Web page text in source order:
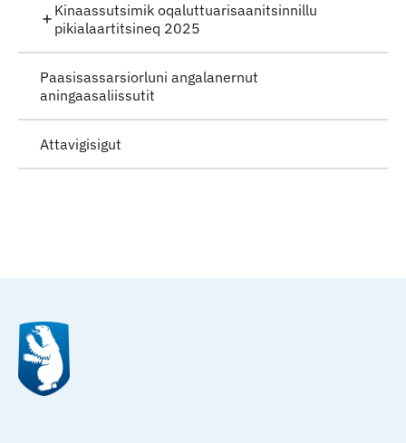
Kinaassutsimik oqaluttuarisaanitsinnillu
pikialaartitsineq 2025
Paasisassarsiorluni angalanernut
aningaasaliissutit
Attavigisigut